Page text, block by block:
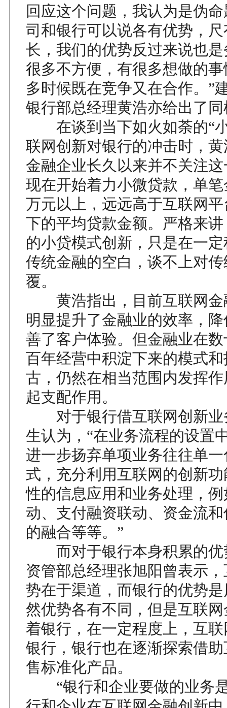
回应这个问题，我认为是伪
司和银行可以说各有优势，
长，我们的优势反过来说也
很多不方便，有很多想做的
多时候既在竞争又在合作。”
银行部总经理黄浩亦给出了
在谈到当下如火如荼的“
联网创新对银行的冲击时，
金融企业长久以来并不关注
现在开始着力小微贷款，单
万元以上，远远高于互联网
下的平均贷款金额。严格来
的小贷模式创新，只是在一
传统金融的空白，谈不上对
覆。
黄浩指出，目前互联网金
明显提升了金融业的效率，
善了客户体验。但金融业在
百年经营中积淀下来的模式
古，仍然在相当范围内发挥
起支配作用。
对于银行借互联网创新业
生认为，“在业务流程的设置
进一步扬弃单项业务往往单
式，充分利用互联网的创新
性的信息应用和业务处理，
动、支付融资联动、资金流
的融合等等。”
而对于银行本身积累的优
资管部总经理张旭阳曾表示
势在于渠道，而银行的优势
然优势各有不同，但是互联
着银行，在一定程度上，互
银行，银行也在逐渐探索借
售标准化产品。
“银行和企业要做的业务